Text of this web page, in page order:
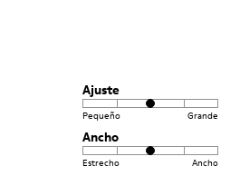
Ajuste
Pequeño Grande
Ancho
Estrecho Ancho